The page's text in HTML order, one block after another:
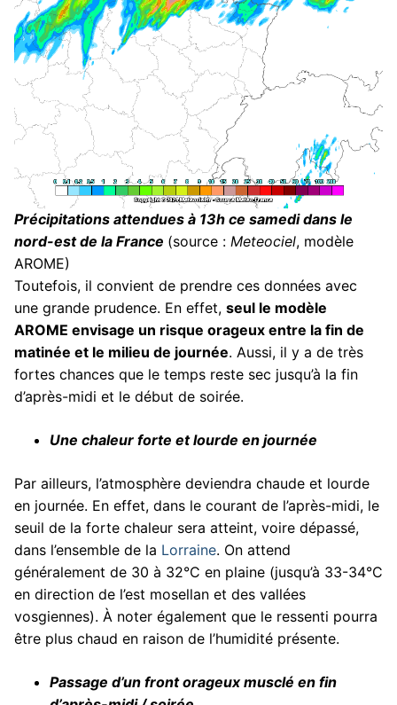
Précipitations attendues à 13h ce samedi dans le
nord-est de la France (source : Meteociel, modèle
AROME)
Toutefois, il convient de prendre ces données avec
une grande prudence. En effet, seul le modèle
AROME envisage un risque orageux entre la fin de
matinée et le milieu de journée. Aussi, il y a de très
fortes chances que le temps reste sec jusqu’à la fin
d’après-midi et le début de soirée.
Une chaleur forte et lourde en journée
Par ailleurs, l’atmosphère deviendra chaude et lourde
en journée. En effet, dans le courant de l’après-midi, le
seuil de la forte chaleur sera atteint, voire dépassé,
dans l’ensemble de la Lorraine. On attend
généralement de 30 à 32°C en plaine (jusqu’à 33-34°C
en direction de l’est mosellan et des vallées
vosgiennes). À noter également que le ressenti pourra
être plus chaud en raison de l’humidité présente.
Passage d’un front orageux musclé en fin